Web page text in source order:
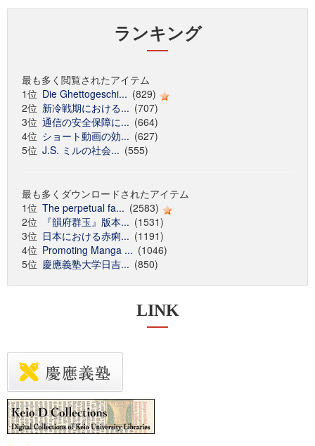
ランキング
最も多く閲覧されたアイテム
1位 Die Ghettogeschi... (829)
2位 新冷戦期における... (707)
3位 通信の安全保障に... (664)
4位 ショート動画の効... (627)
5位 J.S. ミルの社会... (555)
最も多くダウンロードされたアイテム
1位 The perpetual fa... (2583)
2位
『韻府群玉』版本... (1531)
3位 日本における赤痢... (1191)
4位 Promoting Manga ... (1046)
5位 慶應義塾大学日吉... (850)
LINK